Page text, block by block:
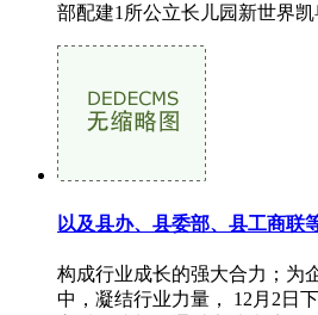
部配建1所公立长儿园新世界
以及县办、县委部、县工商联
构成行业成长的强大合力；为
中，凝结行业力量， 12月2日